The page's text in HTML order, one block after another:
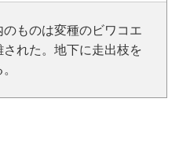
ものは変種のビワコエ
された。地下に走出枝を